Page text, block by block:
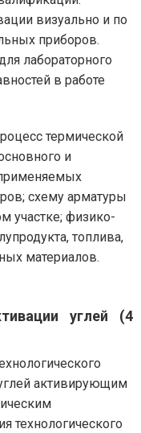
визуально и по
приборов.
лабораторного
в работе
термической
и
схему арматуры
участке; физико-
топлива,
материалов.
углей (4
активирующим
технологического